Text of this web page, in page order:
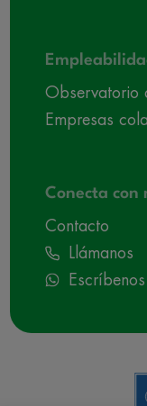
Observatorio
Empresas
Conecta con
Contacto
Llámanos
Escríbenos